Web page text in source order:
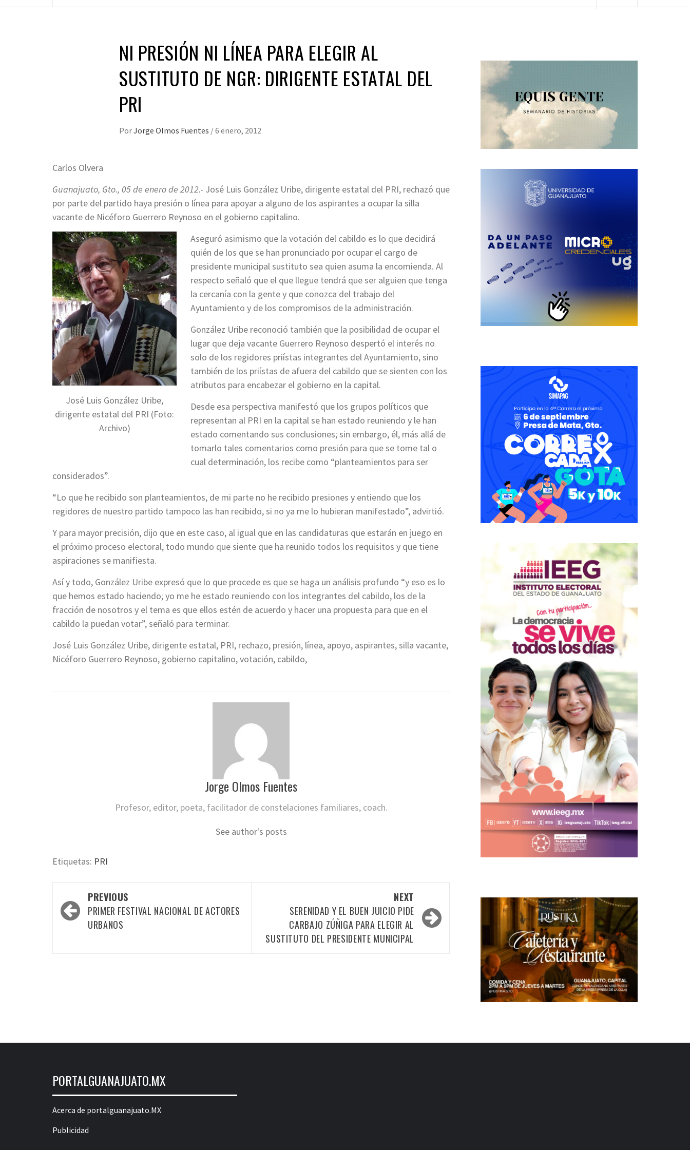
NI PRESIÓN NI LÍNEA PARA ELEGIR AL
SUSTITUTO DE NGR: DIRIGENTE ESTATAL DEL
PRI
PorJorge Olmos Fuentes /6 enero, 2012
Carlos Olvera
Guanajuato, Gto., 05 de enero de 2012.- José Luis González Uribe, dirigente estatal del PRI, rechazó que
por parte del partido haya presión o línea para apoyar a alguno de los aspirantes a ocupar la silla
vacante de Nicéforo Guerrero Reynoso en el gobierno capitalino.
José Luis González Uribe,
dirigente estatal del PRI (Foto:
Archivo)
Aseguró asimismo que la votación del cabildo es lo que decidirá
quién de los que se han pronunciado por ocupar el cargo de
presidente municipal sustituto sea quien asuma la encomienda. Al
respecto señaló que el que llegue tendrá que ser alguien que tenga
la cercanía con la gente y que conozca del trabajo del
Ayuntamiento y de los compromisos de la administración.
González Uribe reconoció también que la posibilidad de ocupar el
lugar que deja vacante Guerrero Reynoso despertó el interés no
solo de los regidores priístas integrantes del Ayuntamiento, sino
también de los priístas de afuera del cabildo que se sienten con los
atributos para encabezar el gobierno en la capital.
Desde esa perspectiva manifestó que los grupos políticos que
representan al PRI en la capital se han estado reuniendo y le han
estado comentando sus conclusiones; sin embargo, él, más allá de
tomarlo tales comentarios como presión para que se tome tal o
cual determinación, los recibe como “planteamientos para ser
considerados”.
“Lo que he recibido son planteamientos, de mi parte no he recibido presiones y entiendo que los
regidores de nuestro partido tampoco las han recibido, si no ya me lo hubieran manifestado”, advirtió.
Y para mayor precisión, dijo que en este caso, al igual que en las candidaturas que estarán en juego en
el próximo proceso electoral, todo mundo que siente que ha reunido todos los requisitos y que tiene
aspiraciones se manifiesta.
Así y todo, González Uribe expresó que lo que procede es que se haga un análisis profundo “y eso es lo
que hemos estado haciendo; yo me he estado reuniendo con los integrantes del cabildo, los de la
fracción de nosotros y el tema es que ellos estén de acuerdo y hacer una propuesta para que en el
cabildo la puedan votar”, señaló para terminar.
José Luis González Uribe, dirigente estatal, PRI, rechazo, presión, línea, apoyo, aspirantes, silla vacante,
Nicéforo Guerrero Reynoso, gobierno capitalino, votación, cabildo,
Jorge Olmos Fuentes
Profesor, editor, poeta, facilitador de constelaciones familiares, coach.
See author's posts
Etiquetas: PRI
Post
navigation
PREVIOUS
PRIMER FESTIVAL NACIONAL DE ACTORES
URBANOS
NEXT
SERENIDAD Y EL BUEN JUICIO PIDE
CARBAJO ZÚÑIGA PARA ELEGIR AL
SUSTITUTO DEL PRESIDENTE MUNICIPAL
PORTALGUANAJUATO.MX
Acerca de portalguanajuato.MX
Publicidad